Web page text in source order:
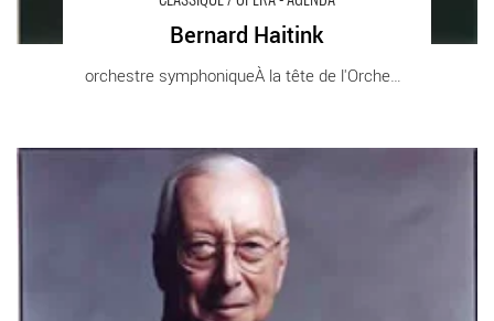
Bernard Haitink
orchestre symphoniqueÀ la tête de l'Orchestre [...]
Didon et Enée - Critique sortie Classique / Opéra